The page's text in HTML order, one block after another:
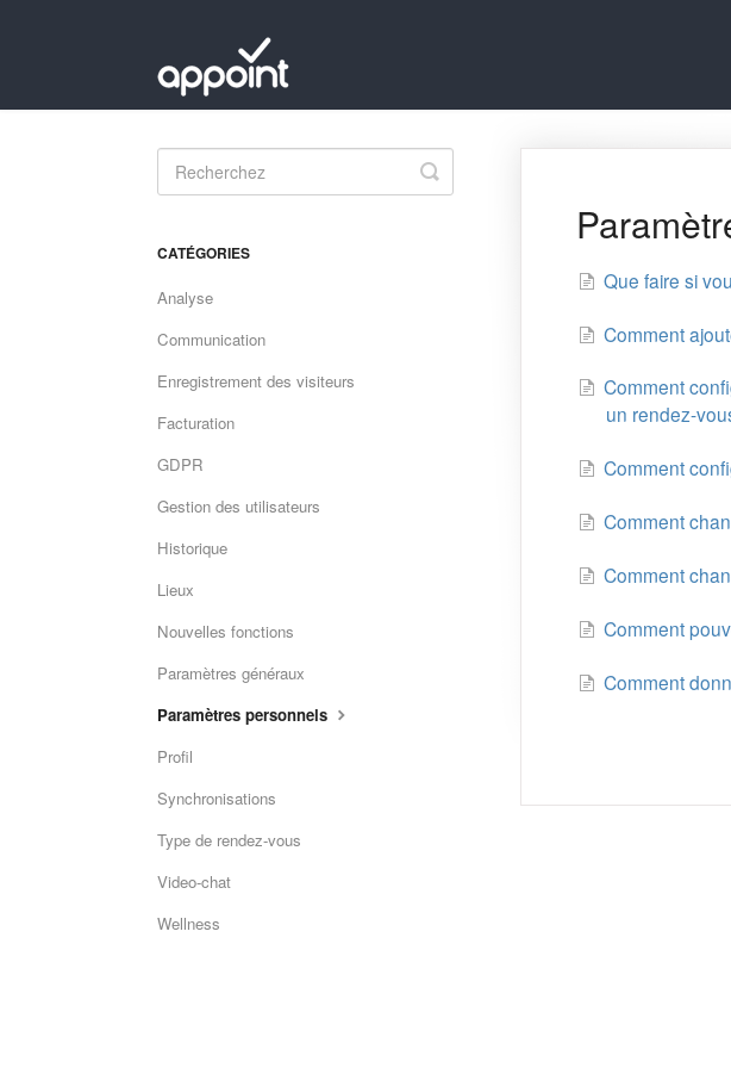
Que faire si
Comment
Comment
un rendez-
Comment
Comment
Comment
Comment
Comment
Toggle
Search
CATÉGORIES
Analyse
Communication
Enregistrement des visiteurs
Facturation
GDPR
Gestion des utilisateurs
Historique
Lieux
Nouvelles fonctions
Paramètres généraux
Paramètres personnels
Profil
Synchronisations
Type de rendez-vous
Video-chat
Wellness